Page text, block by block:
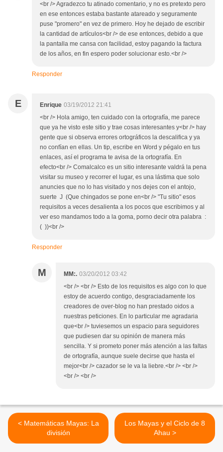
<br /> Agradezco tu atinado comentario, y no es pretexto pero
en ese entonces estaba bastante atareado y seguramente
puse "promero" en vez de primero. Hoy he dejado de escribir
la cantidad de artículos<br /> de ese entonces, debido a que
la pantalla me cansa con facilidad, estoy pagando la factura
de los años, en fin espero poder solucionar esto.<br />
Responder
E Enrique 03/19/2012 21:41
<br /> Hola amigo, ten cuidado con la ortografía, me parece
que ya he visto este sitio y trae cosas interesantes y<br /> hay
gente que si observa errores ortográficos la descalifica y ya
no confían en ellas. Un tip, escribe en Word y pégalo en tus
enlaces, así el programa te avisa de la ortografía. En
efecto<br /> Comalcalco es un sitio interesante valdrá la pena
visitar su museo y recorrer el lugar, es una lástima que solo
anuncies que no lo has visitado y nos dejes con el antojo,
suerte J (Que chingados se pone en<br /> "Tu sitio" esos
requisitos a veces desalienta a los pocos que escribimos y al
ver eso mandamos todo a la goma, porno decir otra palabra :
( ))<br />
Responder
M MM:. 03/20/2012 03:42
<br /> <br /> Esto de los requisitos es algo con lo que
estoy de acuerdo contigo, desgraciadamente los
creadores de over-blog no han prestado oidos a
nuestras peticiones. En lo particular me agradaria
que<br /> tuviesemos un espacio para seguidores
que pudiesen dar su opinión de manera más
sencilla. Y si prometo poner más atención a las faltas
de ortografía, aunque suele decirse que hasta el
mejor<br /> cazador se le va la liebre.<br /> <br />
<br /> <br />
< Matemáticas Mayas: La
división
Los Mayas y el Ciclo de 8
Ahau >